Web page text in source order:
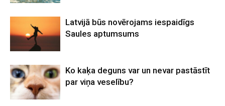
Latvijā būs novērojams iespaidīgs
Saules aptumsums
Ko kaķa deguns var un nevar pastāstīt
par viņa veselību?